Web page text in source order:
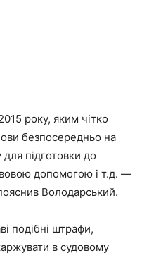
року, яким чітко
безпосередньо на
підготовки до
допомогою і т.д. —
Володарський.
подібні штрафи,
в судовому